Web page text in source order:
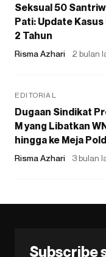
Seksual 50
Pati: Update
2 Tahun
Risma Azhari 2 bulan
EDITORIAL
Dugaan Sindikat
M yang Libatkan
hingga ke Meja
Risma Azhari 3 bulan
Subscribe